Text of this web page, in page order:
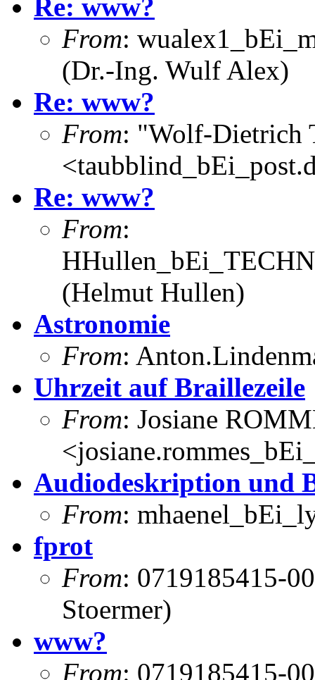
Re: www?
From:
(Dr.-Ing. Wulf Alex)
Re: www?
From: "Wolf-Dietrich
Re: www?
From:
(Helmut Hullen)
Astronomie
From:
Uhrzeit auf Braillezeile
From: Josiane
Audiodeskription und
From:
fprot
From: 0719185415-
Stoermer)
www?
From: 0719185415-